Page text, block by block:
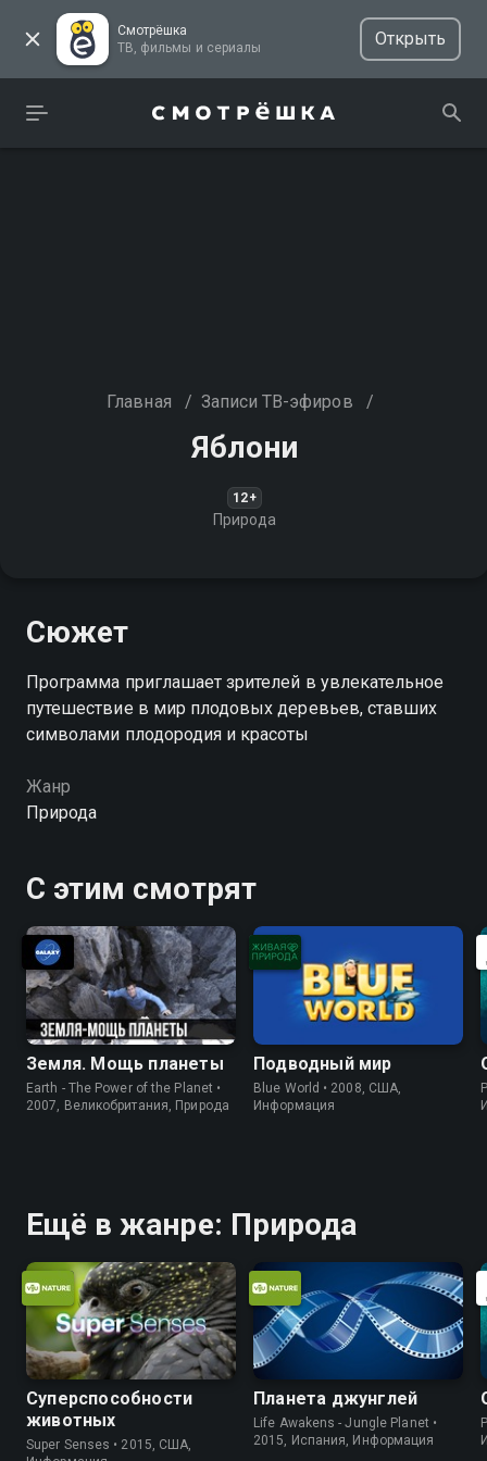
Смотрёшка
ТВ, фильмы и сериалы
Открыть
Главная / Записи ТВ-эфиров /
Яблони
12+
Природа
Сюжет
Программа приглашает зрителей в увлекательное
путешествие в мир плодовых деревьев, ставших
символами плодородия и красоты
Жанр
Природа
С этим смотрят
Земля. Мощь планеты
Earth - The Power of the Planet •
2007, Великобритания, Природа
Подводный мир
Blue World • 2008, США,
Информация
Ещё в жанре: Природа
Суперспособности
животных
Super Senses • 2015, США,
Планета джунглей
Life Awakens - Jungle Planet •
2015, Испания, Информация